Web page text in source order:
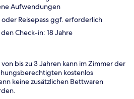
Aufwendungen
oder Reisepass ggf. erforderlich
Check-in: 18 Jahre
bis zu 3 Jahren kann im Zimmer der
kostenlos
keine zusätzlichen Bettwaren